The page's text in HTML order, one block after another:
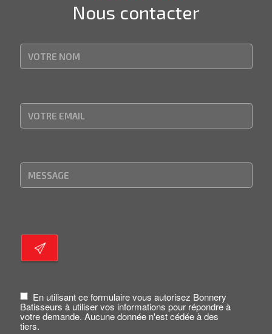
Nous contacter
En utilisant ce formulaire vous autorisez Bonnery
Batisseurs à utiliser vos informations pour répondre à
votre demande. Aucune donnée n'est cédée à des
tiers.